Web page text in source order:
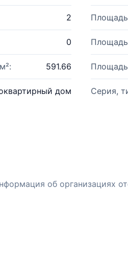
2
0
591.66
дом Серия,
об организациях